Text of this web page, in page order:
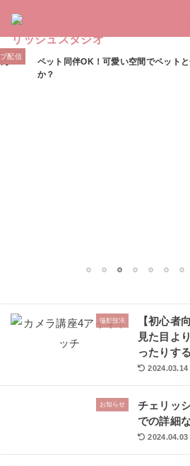
配信
ペット同伴OK！可愛い空間でペット
か？
撮影技法
【初心者
見た目よ
ったりす
2024.03.14
お知らせ
チェリッ
での詳細
2024.04.03